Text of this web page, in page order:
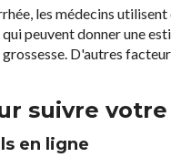
les médecins
peuvent donner une
D'autres
suivre
en ligne